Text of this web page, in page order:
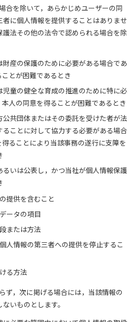
合を除いて，あらかじめユーザーの同
に個人情報を提供することはありませ
法その他の法令で認められる場合を除
産の保護のために必要がある場合であ
とが困難であるとき
童の健全な育成の推進のために特に必
人の同意を得ることが困難であるとき
共団体またはその委託を受けた者が法
ことに対して協力する必要がある場合
ることにより当該事務の遂行に支障を
いは公表し，かつ当社が個人情報保護
提供を含むこと
ータの項目
または方法
人情報の第三者への提供を停止するこ
る方法
ず，次に掲げる場合には，当該情報の
いものとします。